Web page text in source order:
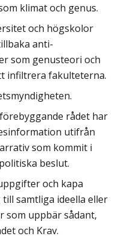
klimat och genus.
och högskolor
anti­
som genusteori och
infiltrera fakulteterna.
rådet har
utifrån
som kommit i
beslut.
och kapa
samtliga ideella eller
som uppbär sådant,
och Krav.